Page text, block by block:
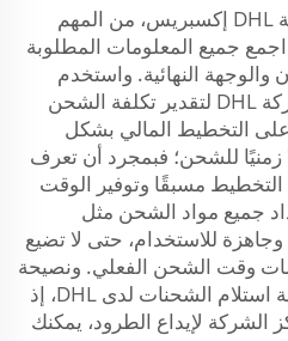
لجعل الشحن أسهل مع شركة DHL إكسبريس، من المهم
جميع المعلومات المطلوبة
والوجهة النهائية. واستخدم
الأداة الإلكترونية الخاصة بشركة DHL لتقدير تكلفة الشحن
التخطيط المالي بشكل
للشحن؛ فبمجرد أن تعرف
مسبقًا وتوفير الوقت
جميع مواد الشحن مثل
للاستخدام، حتى لا تضيع
وقت الشحن الفعلي. ونصيحة
أخرى هي الاستفادة من خدمة استلام الشحنات لدى DHL، إذ
الشركة لإيداع الطرود، يمكنك